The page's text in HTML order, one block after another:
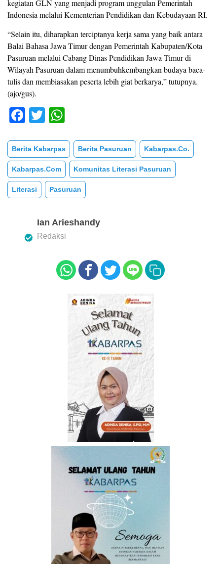
kegiatan GLN yang menjadi program unggulan Pemerintah
Indonesia melalui Kementerian Pendidikan dan Kebudayaan RI.
“Selain itu, diharapkan terciptanya kerja sama yang baik antara
Balai Bahasa Jawa Timur dengan Pemerintah Kabupaten/Kota
Pasuruan melalui Cabang Dinas Pendidikan Jawa Timur di
Wilayah Pasuruan dalam menumbuhkembangkan budaya baca-
tulis dan membiasakan peserta lebih giat berkarya,” tutupnya.
(ajo/gus).
F
c
e
b
o
T
tt
er
at
s
A
p
Berita Kabarpas Berita Pasuruan Kabarpas.co.
Kabarpas.com Komunitas Literasi Pasuruan
Literasi Pasuruan
Ian Arieshandy
Redaksi